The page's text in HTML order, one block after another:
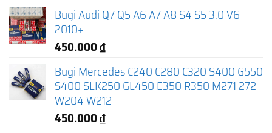
Bugi Audi Q7 Q5 A6 A7 A8 S4 S5 3.0 V6
2010+
450.000₫
Bugi Mercedes C240 C280 C320 S400 G550
S400 SLK250 GL450 E350 R350 M271 272
W204 W212
450.000₫